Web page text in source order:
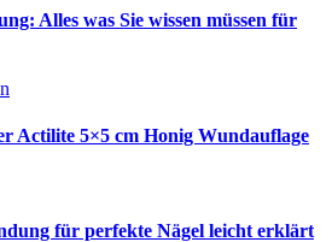
Alles was Sie wissen müssen für
Actilite 5×5 cm Honig Wundauflage
für perfekte Nägel leicht erklärt